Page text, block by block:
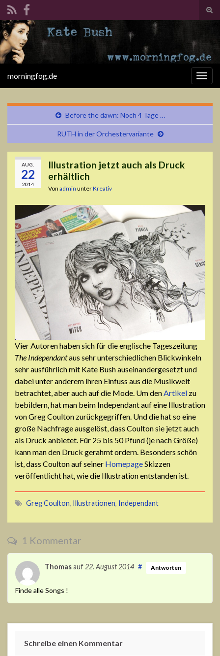
Search for:
morningfog.de
Before the dawn: Noch 4 Tage …
RUTH in der Orchestervariante
AUG.
22
2014
Illustration jetzt auch als Druck
erhältlich
Von admin unterKreativ
Vier Autoren haben sich für die englische Tageszeitung
The Independantaus sehr unterschiedlichen Blickwinkeln
sehr ausführlich mit Kate Bush auseinandergesetzt und
dabei unter anderem ihren Einfuss aus die Musikwelt
betrachtet, aber auch auf die Mode. Um denArtikel zu
bebildern, hat man beim Independant auf eine Illustration
von Greg Coulton zurückgegriffen. Und die hat so eine
große Nachfrage ausgelöst, dass Coulton sie jetzt auch
als Druck anbietet. Für 25 bis 50 Pfund (je nach Größe)
kann man den Druck gerahmt ordern. Besonders schön
ist, dass Coulton auf seiner HomepageSkizzen
veröffentlicht hat, wie die Illustration entstanden ist.
Greg Coulton, Illustrationen, Independant
1 Kommentar
Thomasauf 22. August 2014 # Antworten
Finde alle Songs !
Schreibe einen Kommentar